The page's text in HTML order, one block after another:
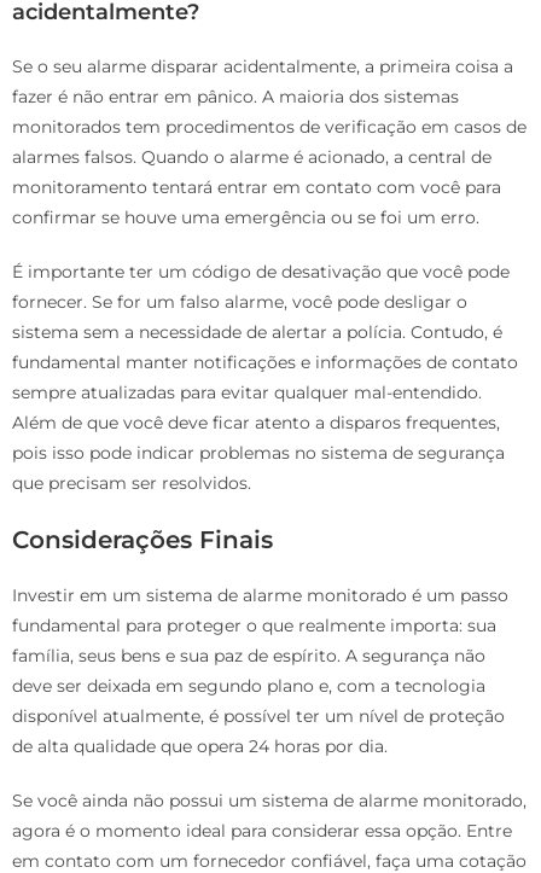
acidentalmente?
Se o seu alarme disparar acidentalmente, a primeira coisa a
fazer é não entrar em pânico. A maioria dos sistemas
monitorados tem procedimentos de verificação em casos de
alarmes falsos. Quando o alarme é acionado, a central de
monitoramento tentará entrar em contato com você para
confirmar se houve uma emergência ou se foi um erro.
É importante ter um código de desativação que você pode
fornecer. Se for um falso alarme, você pode desligar o
sistema sem a necessidade de alertar a polícia. Contudo, é
fundamental manter notificações e informações de contato
sempre atualizadas para evitar qualquer mal-entendido.
Além de que você deve ficar atento a disparos frequentes,
pois isso pode indicar problemas no sistema de segurança
que precisam ser resolvidos.
Considerações Finais
Investir em um sistema de alarme monitorado é um passo
fundamental para proteger o que realmente importa: sua
família, seus bens e sua paz de espírito. A segurança não
deve ser deixada em segundo plano e, com a tecnologia
disponível atualmente, é possível ter um nível de proteção
de alta qualidade que opera 24 horas por dia.
Se você ainda não possui um sistema de alarme monitorado,
agora é o momento ideal para considerar essa opção. Entre
em contato com um fornecedor confiável, faça uma cotação